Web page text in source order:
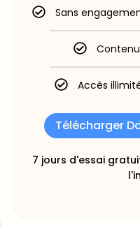
Sans
Accès
Télécharger
7 jours d'essai